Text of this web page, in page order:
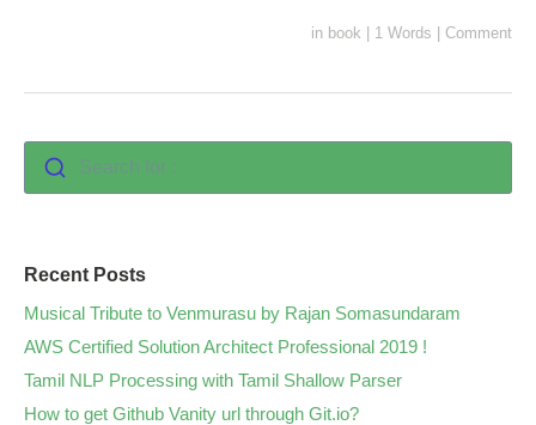
in book 1 Words Comment
Search for :
Recent Posts
Musical Tribute to Venmurasu by Rajan Somasundaram
AWS Certified Solution Architect Professional 2019 !
Tamil NLP Processing with Tamil Shallow Parser
How to get Github Vanity url through Git.io?